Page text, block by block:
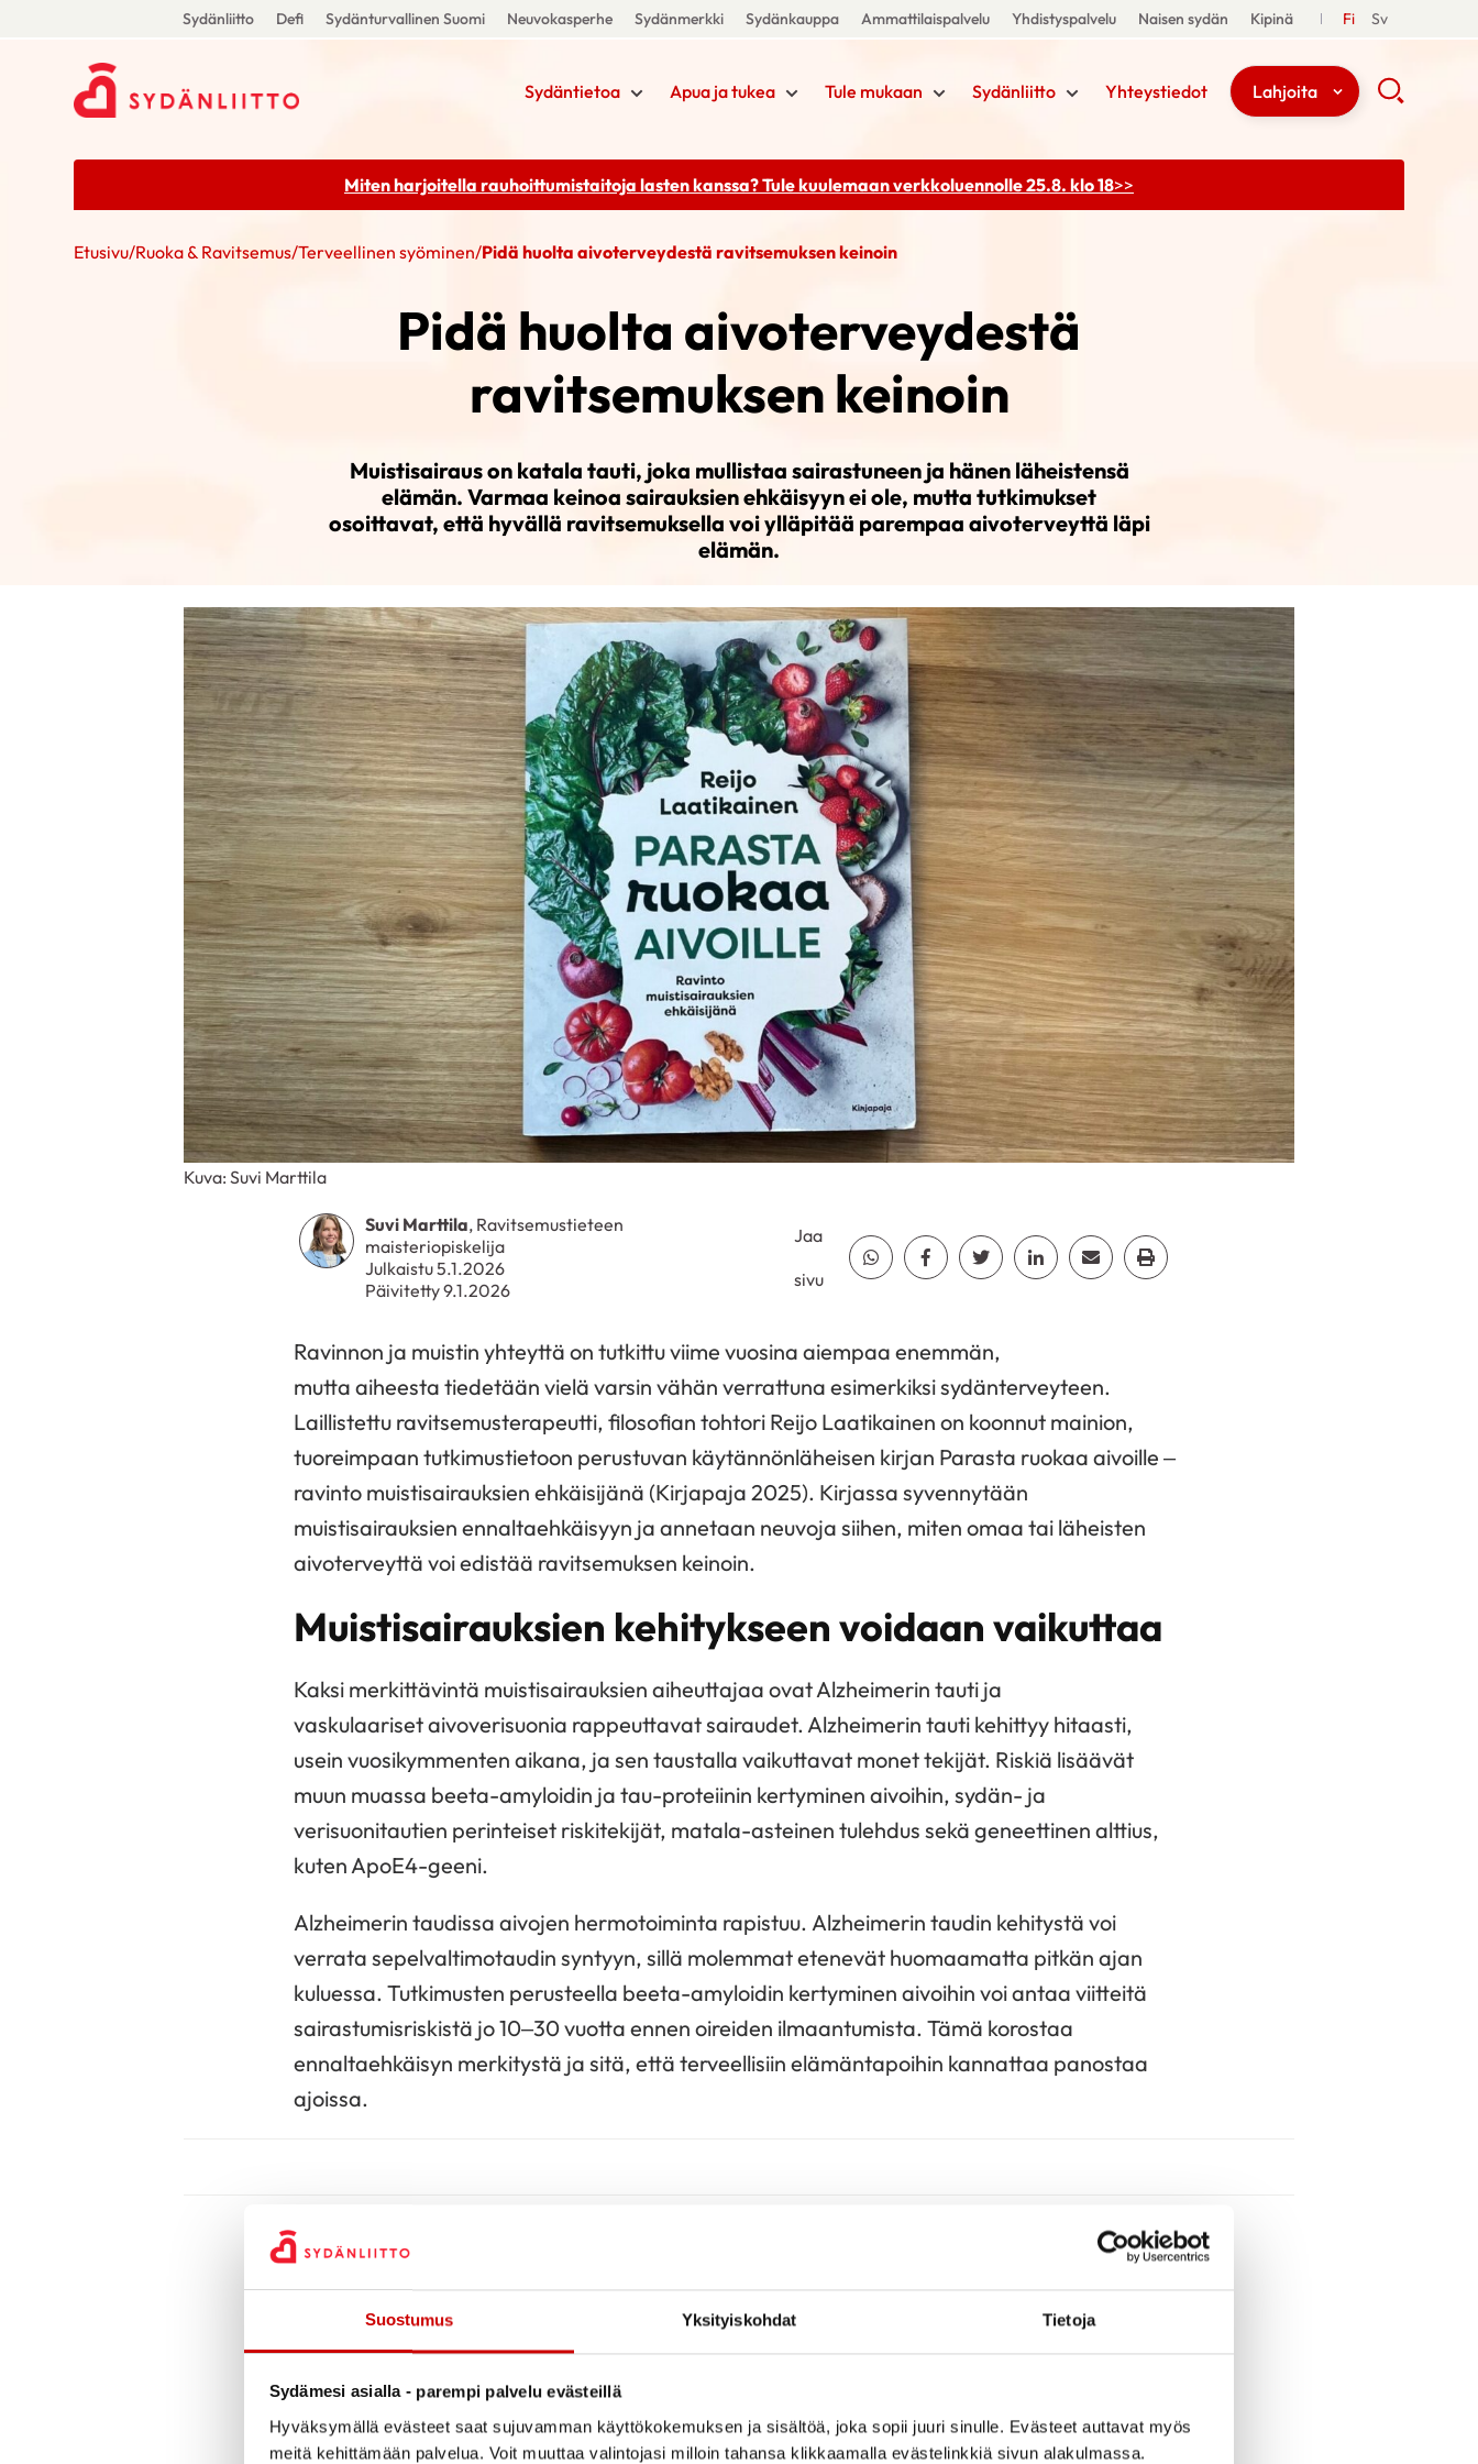
Suostumus Yksityiskohdat Tietoja
Sydämesi asialla - parempi palvelu evästeillä
Hyväksymällä evästeet saat sujuvamman käyttökokemuksen ja sisältöä, joka sopii juuri sinulle. Evästeet auttavat myös
meitä kehittämään palvelua. Voit muuttaa valintojasi milloin tahansa klikkaamalla evästelinkkiä sivun alakulmassa.
Sydänliitto Defi Sydänturvallinen Suomi Neuvokasperhe Sydänmerkki Sydänkauppa Ammattilaispalvelu Yhdistyspalvelu Naisen sydän Kipinä Fi Sv
Sydäntietoa Apua ja tukea Tule mukaan Sydänliitto Yhteystiedot Lahjoita
Miten harjoitella rauhoittumistaitoja lasten kanssa? Tule kuulemaanverkkoluennolle 25.8. klo 18>>
Etusivu/Ruoka & Ravitsemus/Terveellinen syöminen/Pidä huolta aivoterveydestä ravitsemuksen keinoin
Pidä huolta aivoterveydestä
ravitsemuksen keinoin
Muistisairaus on katala tauti, joka mullistaa sairastuneen ja hänen läheistensä
elämän. Varmaa keinoa sairauksien ehkäisyyn ei ole, mutta tutkimukset
osoittavat, että hyvällä ravitsemuksella voi ylläpitää parempaa aivoterveyttä läpi
elämän.
Suvi Marttila, Ravitsemustieteen
maisteriopiskelija
Julkaistu 5.1.2026
Päivitetty 9.1.2026
Jaa
sivu
Jaa Whatsapp
Jaa Facebook
Jaa TwitterJaa LinkedinJaa EmailJaa Print
Kuva: Suvi Marttila
Ravinnon ja muistin yhteyttä on tutkittu viime vuosina aiempaa enemmän,
mutta aiheesta tiedetään vielä varsin vähän verrattuna esimerkiksi sydänterveyteen.
Laillistettu ravitsemusterapeutti, filosofian tohtori Reijo Laatikainen on koonnut mainion,
tuoreimpaan tutkimustietoon perustuvan käytännönläheisen kirjan Parasta ruokaa aivoille –
ravinto muistisairauksien ehkäisijänä (Kirjapaja 2025). Kirjassa syvennytään
muistisairauksien ennaltaehkäisyyn ja annetaan neuvoja siihen, miten omaa tai läheisten
aivoterveyttä voi edistää ravitsemuksen keinoin.
Muistisairauksien kehitykseen voidaan vaikuttaa
Kaksi merkittävintä muistisairauksien aiheuttajaa ovat Alzheimerin tauti ja
vaskulaariset aivoverisuonia rappeuttavat sairaudet. Alzheimerin tauti kehittyy hitaasti,
usein vuosikymmenten aikana, ja sen taustalla vaikuttavat monet tekijät. Riskiä lisäävät
muun muassa beeta-amyloidin ja tau-proteiinin kertyminen aivoihin, sydän- ja
verisuonitautien perinteiset riskitekijät, matala-asteinen tulehdus sekä geneettinen alttius,
kuten ApoE4-geeni.
Alzheimerin taudissa aivojen hermotoiminta rapistuu. Alzheimerin taudin kehitystä voi
verrata sepelvaltimotaudin syntyyn, sillä molemmat etenevät huomaamatta pitkän ajan
kuluessa. Tutkimusten perusteella beeta-amyloidin kertyminen aivoihin voi antaa viitteitä
sairastumisriskistä jo 10–30 vuotta ennen oireiden ilmaantumista. Tämä korostaa
ennaltaehkäisyn merkitystä ja sitä, että terveellisiin elämäntapoihin kannattaa panostaa
ajoissa.
Vaskulaarisessa muistisairaudessa aivoverisuonet rapistuvat. Vaskulaarisissa
muistisairauksissa oireet voivat ilmaantua nopeammin, jopa päivien tai viikkojen kuluessa
parempana kuin Alzheimerin taudissa. Koska sairauden taustalla ovat usein samat tekijät
hallinta tärkeää myös aivoterveyden kannalta.